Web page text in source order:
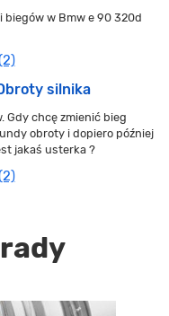
biegów w Bmw e 90 320d
silnika
Gdy chcę zmienić bieg
obroty i dopiero później
jakaś usterka ?